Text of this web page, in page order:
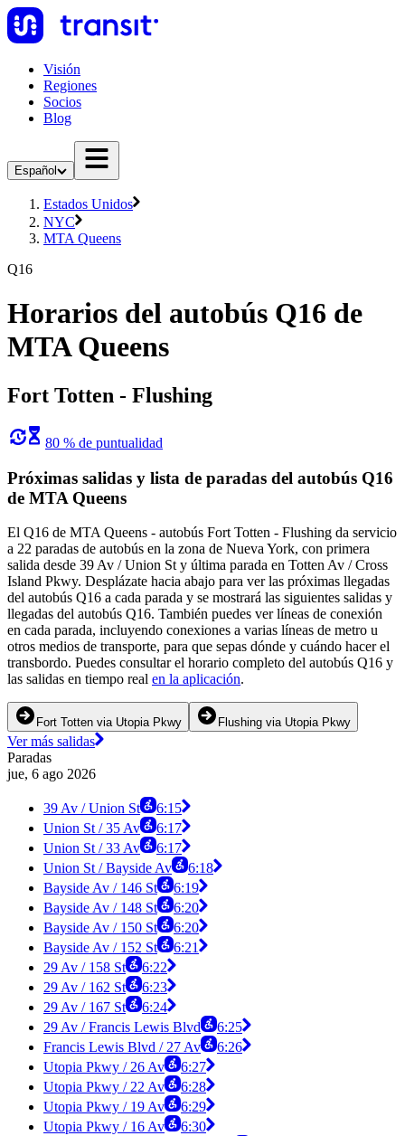
Visión
Regiones
Socios
Blog
Español
Estados Unidos
NYC
MTA Queens
Q16
Horarios del autobús Q16 de
MTA Queens
Fort Totten - Flushing
80 % de puntualidad
Próximas salidas y lista de paradas del autobús Q16
de MTA Queens
El Q16 de MTA Queens - autobús Fort Totten - Flushing da servicio
a 22 paradas de autobús en la zona de Nueva York, con primera
salida desde 39 Av / Union St y última parada en Totten Av / Cross
Island Pkwy. Desplázate hacia abajo para ver las próximas llegadas
del autobús Q16 a cada parada y se mostrará las siguientes salidas y
llegadas del autobús Q16. También puedes ver líneas de conexión
en cada parada, incluyendo conexiones a varias líneas de metro u
otros medios de transporte, para que sepas dónde y cuándo hacer el
transbordo. Puedes consultar el horario completo del autobús Q16 y
las salidas en tiempo real en la aplicación.
Fort Totten via Utopia Pkwy Flushing via Utopia Pkwy
Ver más salidas
Paradas
jue, 6 ago 2026
39 Av / Union St
6:15
Union St / 35 Av
6:17
Union St / 33 Av
6:17
Union St / Bayside Av
6:18
Bayside Av / 146 St
6:19
Bayside Av / 148 St
6:20
Bayside Av / 150 St
6:20
Bayside Av / 152 St
6:21
29 Av / 158 St
6:22
29 Av / 162 St
6:23
29 Av / 167 St
6:24
29 Av / Francis Lewis Blvd
6:25
Francis Lewis Blvd / 27 Av
6:26
Utopia Pkwy / 26 Av
6:27
Utopia Pkwy / 22 Av
6:28
Utopia Pkwy / 19 Av
6:29
Utopia Pkwy / 16 Av
6:30